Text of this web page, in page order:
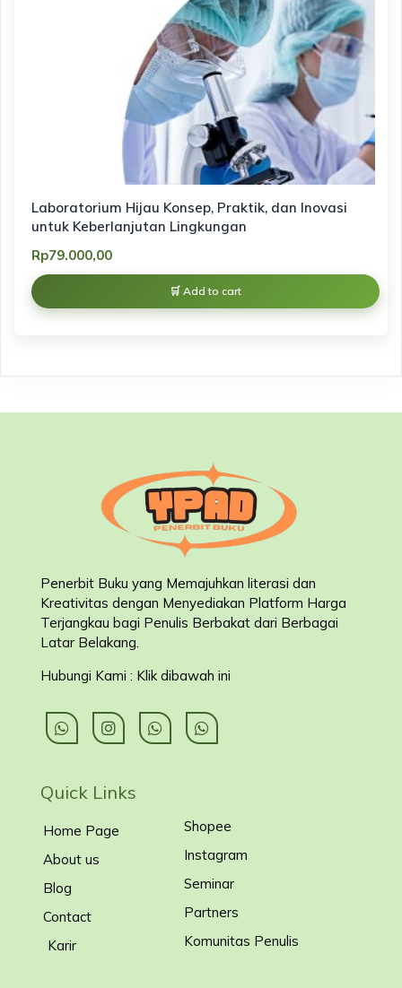
Laboratorium Hijau Konsep, Praktik, dan Inovasi
untuk Keberlanjutan Lingkungan
Rp79.000,00
Add to cart
Penerbit Buku yang Memajuhkan literasi dan
Kreativitas dengan Menyediakan Platform Harga
Terjangkau bagi Penulis Berbakat dari Berbagai
Latar Belakang
Hubungi Kami : Klik dibawah ini
Quick Links
Home Page
About us
Blog
Contact
Karir
Shopee
Instagram
Seminar
Partners
Komunitas Penulis